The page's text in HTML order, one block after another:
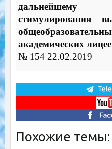
дальнейшему
стимулирования
академических
№ 154 22.02.2019
Похожие темы: